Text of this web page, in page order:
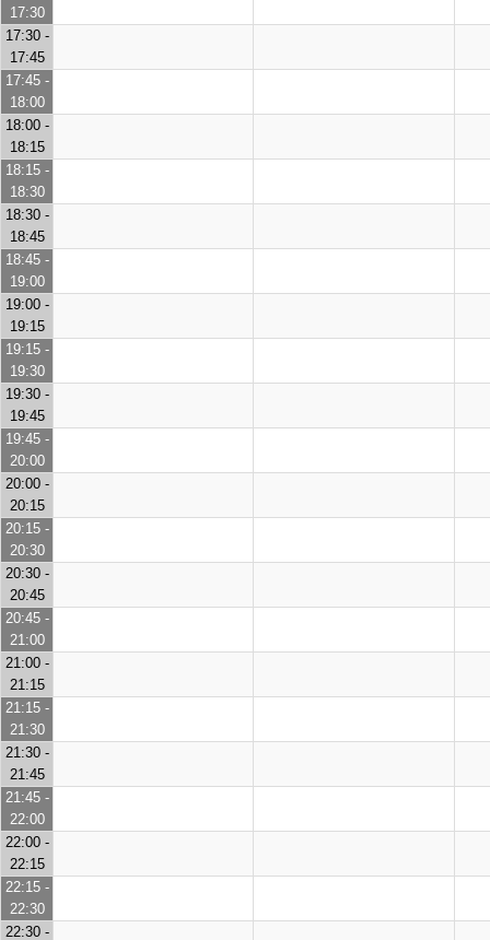
17:30
17:30 -
17:45
17:45 -
18:00
18:00 -
18:15
18:15 -
18:30
18:30 -
18:45
18:45 -
19:00
19:00 -
19:15
19:15 -
19:30
19:30 -
19:45
19:45 -
20:00
20:00 -
20:15
20:15 -
20:30
20:30 -
20:45
20:45 -
21:00
21:00 -
21:15
21:15 -
21:30
21:30 -
21:45
21:45 -
22:00
22:00 -
22:15
22:15 -
22:30
22:30 -